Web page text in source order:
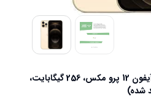
گوشی موبایل اپل آیفون 12 پرو مکس، 256 گیگابایت،
شده)